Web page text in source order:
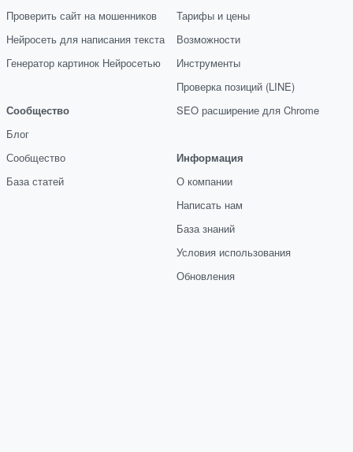
Проверить сайт на мошенников
Нейросеть для написания текста
Генератор картинок Нейросетью
Сообщество
Блог
Сообщество
База статей
Тарифы и цены
Возможности
Инструменты
Проверка позиций (LINE)
SEO расширение для Chrome
Информация
О компании
Написать нам
База знаний
Условия использования
Обновления